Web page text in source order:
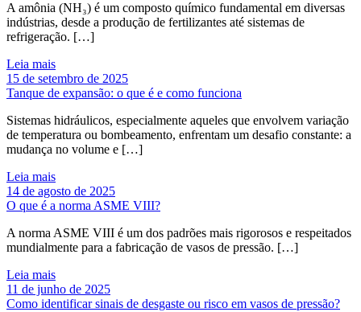
A amônia (NH₃) é um composto químico fundamental em diversas
indústrias, desde a produção de fertilizantes até sistemas de
refrigeração. […]
Leia mais
15 de setembro de 2025
Tanque de expansão: o que é e como funciona
Sistemas hidráulicos, especialmente aqueles que envolvem variação
de temperatura ou bombeamento, enfrentam um desafio constante: a
mudança no volume e […]
Leia mais
14 de agosto de 2025
O que é a norma ASME VIII?
A norma ASME VIII é um dos padrões mais rigorosos e respeitados
mundialmente para a fabricação de vasos de pressão. […]
Leia mais
11 de junho de 2025
Como identificar sinais de desgaste ou risco em vasos de pressão?